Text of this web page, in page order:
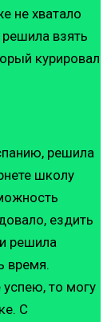
не хватало
взять
курировал
решила
школу
ездить
решила
время.
успею, то могу
С